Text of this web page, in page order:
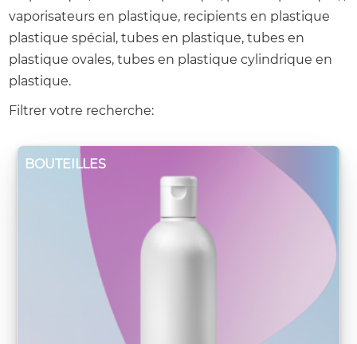
vaporisateurs en plastique, recipients en plastique
plastique spécial, tubes en plastique, tubes en
plastique ovales, tubes en plastique cylindrique en
plastique.
Filtrer votre recherche:
BOUTEILLES